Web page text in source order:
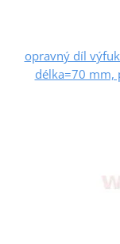
opravný díl
délka=70 mm,